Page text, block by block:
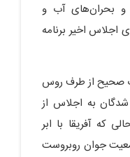
و بحران‌های آب و
اخیر برنامه
صحیح از طرف روس
به اجلاس از
که آفریقا با ابر
جوان روبروست